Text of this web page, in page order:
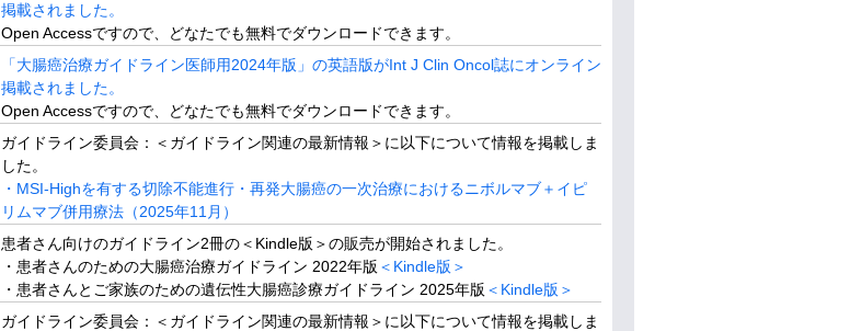
掲載されました。
Open Accessですので、どなたでも無料でダウンロードできます。
「大腸癌治療ガイドライン医師用2024年版」の英語版がInt J Clin Oncol誌にオンライン
掲載されました。
Open Accessですので、どなたでも無料でダウンロードできます。
ガイドライン委員会：＜ガイドライン関連の最新情報＞に以下について情報を掲載しま
した。
・MSI-Highを有する切除不能進行・再発大腸癌の一次治療におけるニボルマブ＋イピ
リムマブ併用療法（2025年11月）
患者さん向けのガイドライン2冊の＜Kindle版＞の販売が開始されました。
・患者さんのための大腸癌治療ガイドライン 2022年版 ＜Kindle版＞
・患者さんとご家族のための遺伝性大腸癌診療ガイドライン 2025年版 ＜Kindle版＞
ガイドライン委員会：＜ガイドライン関連の最新情報＞に以下について情報を掲載しま